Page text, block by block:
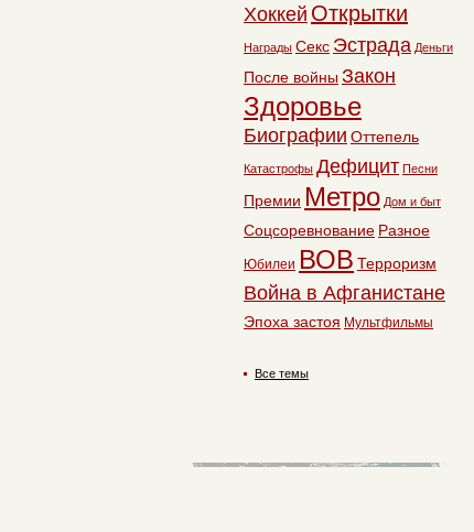
Хоккей Открытки
Награды Секс Эстрада Деньги
После войны Закон
Здоровье
Биографии Оттепель
Катастрофы Дефицит Песни
Премии Метро Дом и быт
Соцсоревнование Разное
Юбилеи ВОВ Терроризм
Война в Афганистане
Эпоха застоя Мультфильмы
Все темы